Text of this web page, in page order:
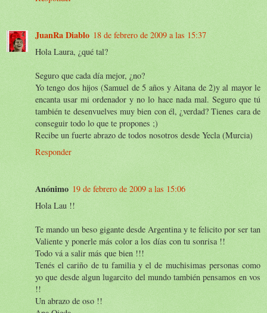
JuanRa Diablo 18 de febrero de 2009 a las 15:37
Hola Laura, ¿qué tal?
Seguro que cada día mejor, ¿no?
Yo tengo dos hijos (Samuel de 5 años y Aitana de 2)y al mayor le
encanta usar mi ordenador y no lo hace nada mal. Seguro que tú
también te desenvuelves muy bien con él, ¿verdad? Tienes cara de
conseguir todo lo que te propones ;)
Recibe un fuerte abrazo de todos nosotros desde Yecla (Murcia)
Responder
Anónimo 19 de febrero de 2009 a las 15:06
Hola Lau !!
Te mando un beso gigante desde Argentina y te felicito por ser tan
Valiente y ponerle más color a los días con tu sonrisa !!
Todo vá a salir más que bien !!!
Tenés el cariño de tu familia y el de muchisimas personas como
yo que desde algun lugarcito del mundo también pensamos en vos
!!
Un abrazo de oso !!